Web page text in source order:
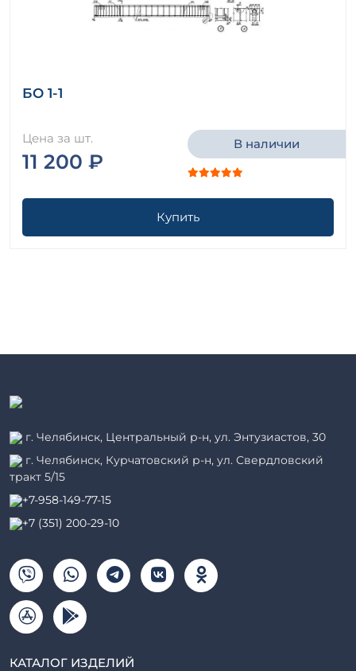
БО 1-1
Цена за шт.
11 200 ₽
В наличии
Купить
г. Челябинск, Центральный р-н, ул. Энтузиастов, 30
г. Челябинск, Курчатовский р-н, ул. Свердловский
тракт 5/15
+7-958-149-77-15
+7 (351) 200-29-10
КАТАЛОГ ИЗДЕЛИЙ